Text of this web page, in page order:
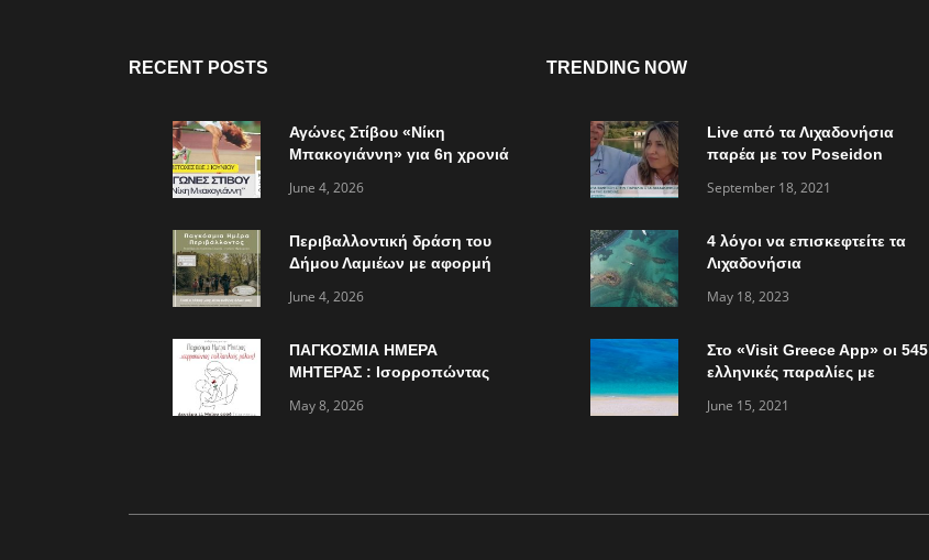
RECENT POSTS
Αγώνες Στίβου «Νίκη
Μπακογιάννη» για 6η χρονιά
June 4, 2026
Περιβαλλοντική δράση του
Δήμου Λαμιέων με αφορμή
περιβάλλοντος
June 4, 2026
ΠΑΓΚΟΣΜΙΑ ΗΜΕΡΑ
ΜΗΤΕΡΑΣ : Ισορροπώντας
May 8, 2026
TRENDING NOW
Live από τα Λιχαδονήσια
παρέα με τον Poseidon
συμβαίνει”
September 18, 2021
4 λόγοι να επισκεφτείτε τα
Λιχαδονήσια
May 18, 2023
Στο «Visit Greece App» οι 545
ελληνικές παραλίες με
June 15, 2021